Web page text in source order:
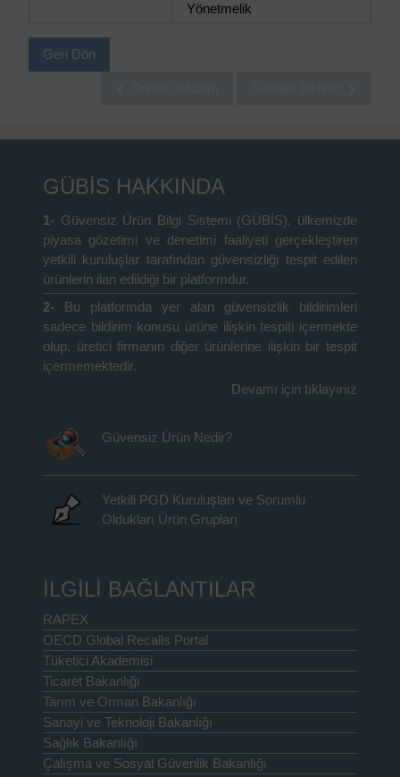
Yönetmelik
Geri Dön
GÜBİS HAKKINDA
1- Güvensiz Ürün Bilgi Sistemi (GÜBİS), ülkemizde
piyasa gözetimi ve denetimi faaliyeti gerçekleştiren
yetkili kuruluşlar tarafından güvensizliği tespit edilen
ürünlerin ilan edildiği bir platformdur.
2-
Bu platformda yer alan güvensizlik bildirimleri
sadece bildirim konusu ürüne ilişkin tespiti içermekte
olup, üretici firmanın diğer ürünlerine ilişkin bir tespit
içermemektedir.
Devamı için tıklayınız
Güvensiz Ürün Nedir?
Yetkili PGD Kuruluşları ve Sorumlu
Oldukları Ürün Grupları
İLGİLİ BAĞLANTILAR
RAPEX
OECD Global Recalls Portal
Tüketici Akademisi
Ticaret Bakanlığı
Tarım ve Orman Bakanlığı
Sanayi ve Teknoloji Bakanlığı
Sağlık Bakanlığı
Çalışma ve Sosyal Güvenlik Bakanlığı